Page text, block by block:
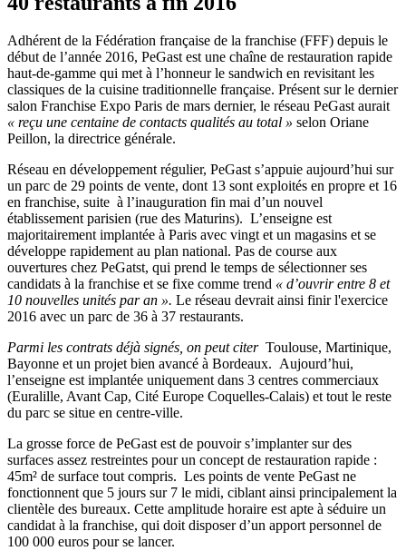
Adhérent de la Fédération française de la franchise (FFF) depuis le
début de l’année 2016, PeGast est une chaîne de restauration rapide
haut-de-gamme qui met à l’honneur le sandwich en revisitant les
classiques de la cuisine traditionnelle française. Présent sur le dernier
salon Franchise Expo Paris de mars dernier, le réseau PeGast aurait
« reçu une centaine de contacts qualités au total » selon Oriane
Peillon, la directrice générale.
Réseau en développement régulier, PeGast s’appuie aujourd’hui sur
un parc de 29 points de vente, dont 13 sont exploités en propre et 16
en franchise, suite à l’inauguration fin mai d’un nouvel
établissement parisien (rue des Maturins). L’enseigne est
majoritairement implantée à Paris avec vingt et un magasins et se
développe rapidement au plan national. Pas de course aux
ouvertures chez PeGatst, qui prend le temps de sélectionner ses
candidats à la franchise et se fixe comme trend « d’ouvrir entre 8 et
10 nouvelles unités par an ». Le réseau devrait ainsi finir l'exercice
2016 avec un parc de 36 à 37 restaurants.
Parmi les contrats déjà signés, on peut citer Toulouse, Martinique,
Bayonne et un projet bien avancé à Bordeaux. Aujourd’hui,
l’enseigne est implantée uniquement dans 3 centres commerciaux
(Euralille, Avant Cap, Cité Europe Coquelles-Calais) et tout le reste
du parc se situe en centre-ville.
La grosse force de PeGast est de pouvoir s’implanter sur des
surfaces assez restreintes pour un concept de restauration rapide :
45m² de surface tout compris. Les points de vente PeGast ne
fonctionnent que 5 jours sur 7 le midi, ciblant ainsi principalement la
clientèle des bureaux. Cette amplitude horaire est apte à séduire un
candidat à la franchise, qui doit disposer d’un apport personnel de
100 000 euros pour se lancer.